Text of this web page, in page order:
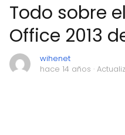
Todo sobre
Office 2013
wihenet
hace 14 años ·